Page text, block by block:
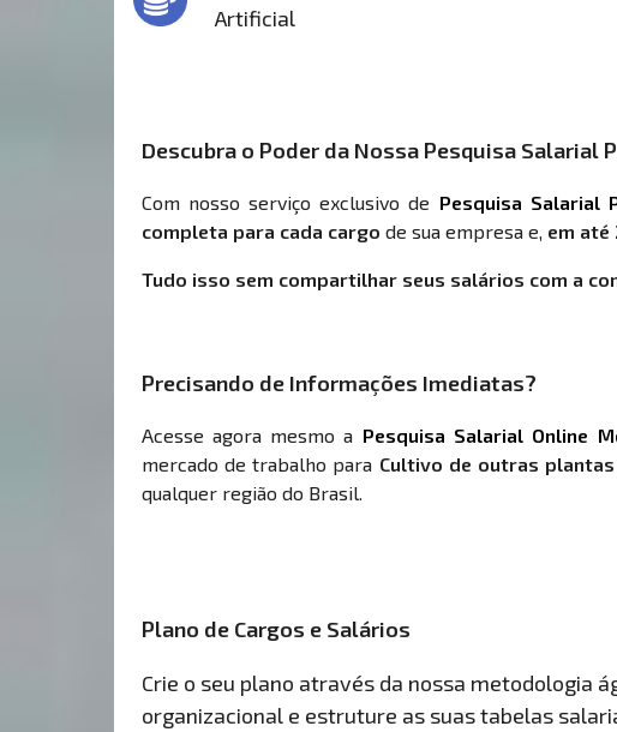
Artificial
Descubra o Poder da Nossa Pesquisa Salarial
Com nosso serviço exclusivo de Pesquisa Salarial
completa para cada cargo de sua empresa e, em até
Tudo isso sem compartilhar seus salários com a
Precisando de Informações Imediatas?
Acesse agora mesmo a Pesquisa Salarial Online
mercado de trabalho para Cultivo de outras
qualquer região do Brasil.
Plano de Cargos e Salários
Crie o seu plano através da nossa metodologia
organizacional e estruture as suas tabelas